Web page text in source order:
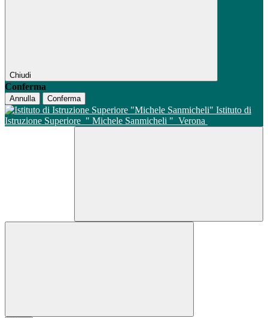
Chiudi
Conferma
Annulla Conferma
Istituto di
Istruzione Superiore " Michele Sanmicheli " Verona